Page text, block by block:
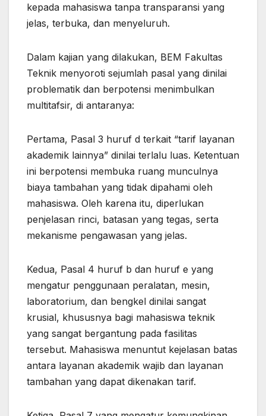
kepada mahasiswa tanpa transparansi yang
jelas, terbuka, dan menyeluruh.
Dalam kajian yang dilakukan, BEM Fakultas
Teknik menyoroti sejumlah pasal yang dinilai
problematik dan berpotensi menimbulkan
multitafsir, di antaranya:
Pertama, Pasal 3 huruf d terkait “tarif layanan
akademik lainnya” dinilai terlalu luas. Ketentuan
ini berpotensi membuka ruang munculnya
biaya tambahan yang tidak dipahami oleh
mahasiswa. Oleh karena itu, diperlukan
penjelasan rinci, batasan yang tegas, serta
mekanisme pengawasan yang jelas.
Kedua, Pasal 4 huruf b dan huruf e yang
mengatur penggunaan peralatan, mesin,
laboratorium, dan bengkel dinilai sangat
krusial, khususnya bagi mahasiswa teknik
yang sangat bergantung pada fasilitas
tersebut. Mahasiswa menuntut kejelasan batas
antara layanan akademik wajib dan layanan
tambahan yang dapat dikenakan tarif.